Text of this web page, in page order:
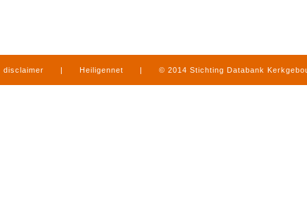
disclaimer | Heiligennet | © 2014 Stichting Databank